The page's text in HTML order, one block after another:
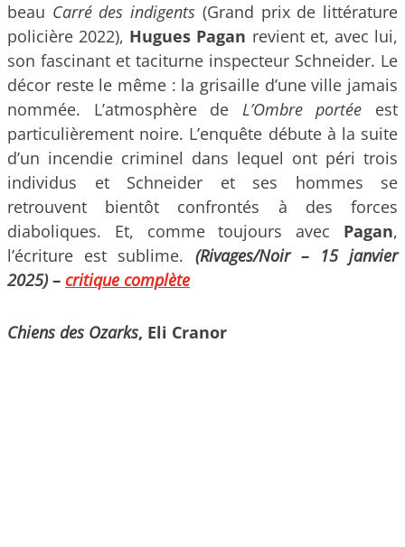
beau Carré des indigents (Grand prix de littérature
policière 2022), Hugues Pagan revient et, avec lui,
son fascinant et taciturne inspecteur Schneider. Le
décor reste le même : la grisaille d’une ville jamais
nommée. L’atmosphère de L’Ombre portée est
particulièrement noire. L’enquête débute à la suite
d’un incendie criminel dans lequel ont péri trois
individus et Schneider et ses hommes se
retrouvent bientôt confrontés à des forces
diaboliques. Et, comme toujours avec Pagan,
l’écriture est sublime. (Rivages/Noir – 15 janvier
2025)– critique complète
Chiens des Ozarks, Eli Cranor